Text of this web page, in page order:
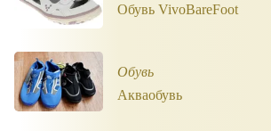
Обувь VivoBareFoot
Обувь
Акваобувь